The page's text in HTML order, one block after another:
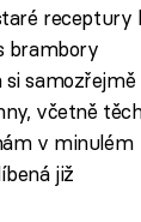
receptury
brambory
samozřejmě
včetně
v minulém
již